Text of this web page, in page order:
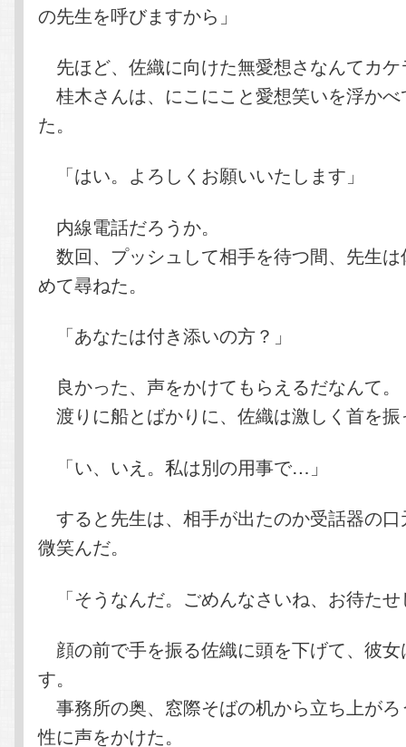
の先生を呼びますから」
先ほど、佐織に向けた無愛想さなんてカ
桂木さんは、にこにこと愛想笑いを浮か
た。
「はい。よろしくお願いいたします」
内線電話だろうか。
数回、プッシュして相手を待つ間、先生
めて尋ねた。
「あなたは付き添いの方？」
良かった、声をかけてもらえるだなんて。
渡りに船とばかりに、佐織は激しく首を振
「い、いえ。私は別の用事で…」
すると先生は、相手が出たのか受話器の
微笑んだ。
「そうなんだ。ごめんなさいね、お待たせ
顔の前で手を振る佐織に頭を下げて、彼
す。
事務所の奥、窓際そばの机から立ち上が
性に声をかけた。